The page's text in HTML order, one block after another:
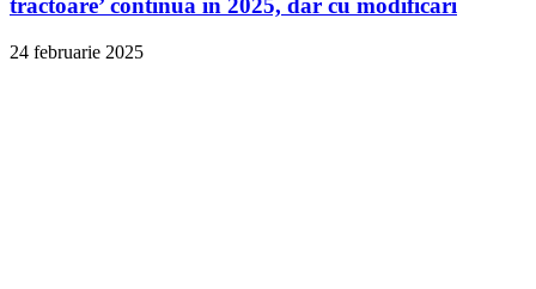
tractoare’ continua in 2025, dar cu modificari
24 februarie 2025